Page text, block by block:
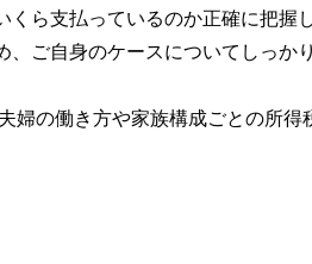
くら支払っているのか正確に把握
ご自身のケースについてしっか
婦の働き方や家族構成ごとの所